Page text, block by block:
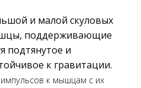
и малой скуловых
поддерживающие
подтянутое и
к гравитации.
к мышцам с их